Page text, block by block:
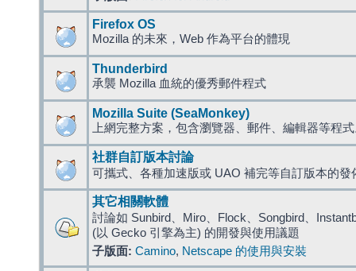
Firefox OS
Mozilla 的未來，Web 作為平台的體現
Thunderbird
承襲 Mozilla 血統的優秀郵件程式
Mozilla Suite (SeaMonkey)
上網完整方案，包含瀏覽器、郵件、編輯器等程
社群自訂版本討論
可攜式、各種加速版或 UAO 補完等自訂版本的發
其它相關軟體
討論如 Sunbird、Miro、Flock、Songbird、
(以 Gecko 引擎為主) 的開發與使用議題
子版面: Camino, Netscape 的使用與安裝